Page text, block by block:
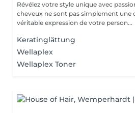
Révélez votre style unique avec passion et élégance ! Vos
cheveux ne sont pas simplement une
véritable expression de votre person...
Keratinglättung
Wellaplex
Wellaplex Toner